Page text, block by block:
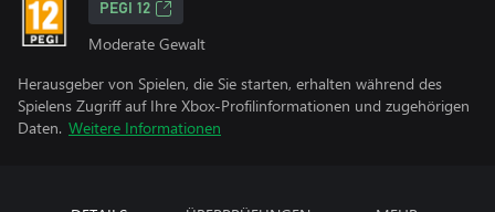
PEGI 12
Moderate Gewalt
Herausgeber von Spielen, die Sie starten, erhalten während des
Spielens Zugriff auf Ihre Xbox-Profilinformationen und zugehörigen
Daten. Weitere Informationen